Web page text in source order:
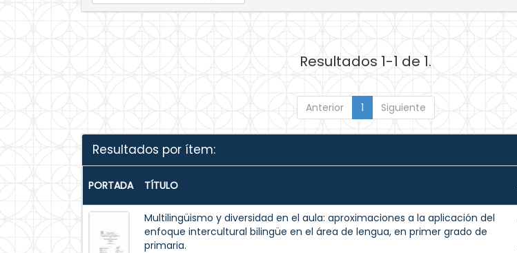
Resultados 1-1 de 1.
Anterior 1 Siguiente
Resultados por ítem:
PORTADA TÍTULO
Multilingüismo y diversidad en el aula: aproximaciones a la aplicación del
enfoque intercultural bilingüe en el área de lengua, en primer grado de
primaria.